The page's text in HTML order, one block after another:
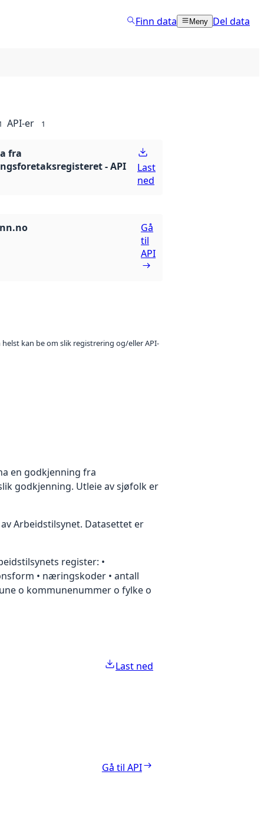
Finn data Meny Del data
API-er 1
fra
- API
Last
ned
Gå
til
API
kan be om slik registrering og/eller API-
en godkjenning fra
godkjenning. Utleie av sjøfolk er
Arbeidstilsynet. Datasettet er
register: •
• næringskoder • antall
o kommunenummer o fylke o
Last ned
Gå til API